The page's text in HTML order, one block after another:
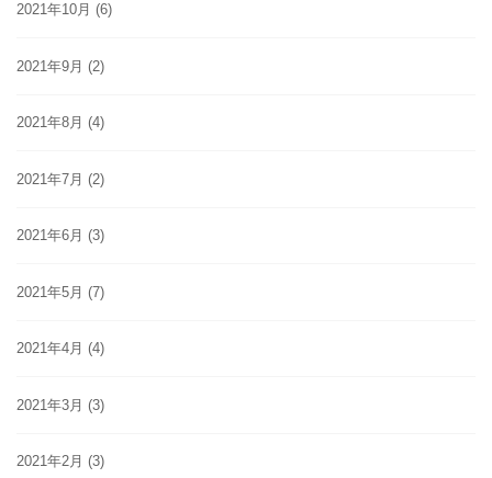
2021年10月 (6)
2021年9月 (2)
2021年8月 (4)
2021年7月 (2)
2021年6月 (3)
2021年5月 (7)
2021年4月 (4)
2021年3月 (3)
2021年2月 (3)